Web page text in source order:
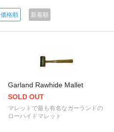
価格順 新着順
Garland Rawhide Mallet
SOLD OUT
マレットで最も有名なガーランドの
ローハイドマレット